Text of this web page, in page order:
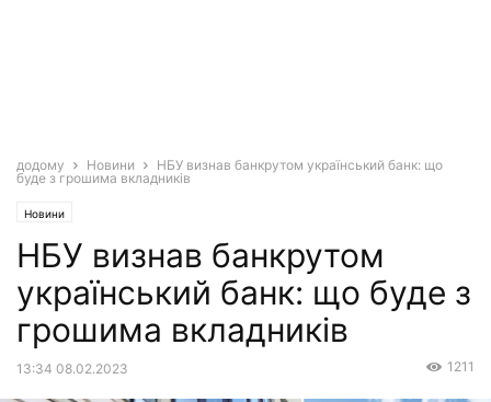
додому Новини
НБУ визнав банкрутом український банк: що
буде з грошима вкладників
Новини
НБУ визнав банкрутом
український банк: що буде з
грошима вкладників
13:34 08.02.2023 1211